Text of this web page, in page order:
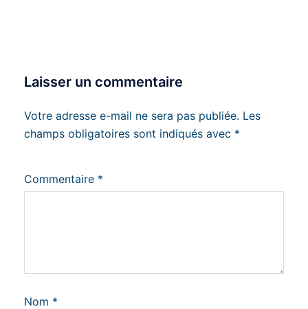
Laisser un commentaire
Votre adresse e-mail ne sera pas publiée. Les
champs obligatoires sont indiqués avec *
Commentaire *
Nom *